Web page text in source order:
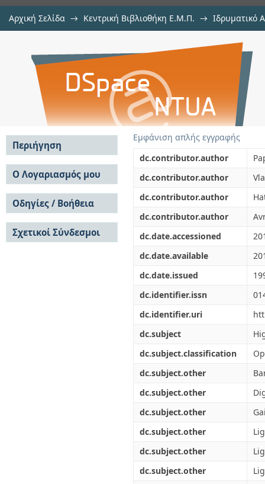
Αρχική Σελίδα → Κεντρική Βιβλιοθήκη Ε.Μ.Π. → Ιδρυματικό
Optical clock repetition-rate
circuits
Εμφάνιση απλής εγγραφής
dc.contributor.author
dc.contributor.author
dc.contributor.author
dc.contributor.author
dc.date.accessioned
dc.date.available
dc.date.issued
dc.identifier.issn
dc.identifier.uri
dc.subject
dc.subject.classification
dc.subject.other
dc.subject.other
dc.subject.other
dc.subject.other
dc.subject.other
dc.subject.other
Περιήγηση
Σε όλο το DSpace
Κοινότητες & Συλλογές
Ανά Ημερομηνία
Έκδοσης
Συγγραφείς
Τίτλοι
Θέματα
Ο Λογαριασμός μου
Σύνδεση
Εγγραφή
Οδηγίες / Βοήθεια
Οδηγίες Υποβολής
Οδηγίες Χρήσης ΙΑ
Συχνές Ερωτήσεις
Σχετικοί Σύνδεσμοι